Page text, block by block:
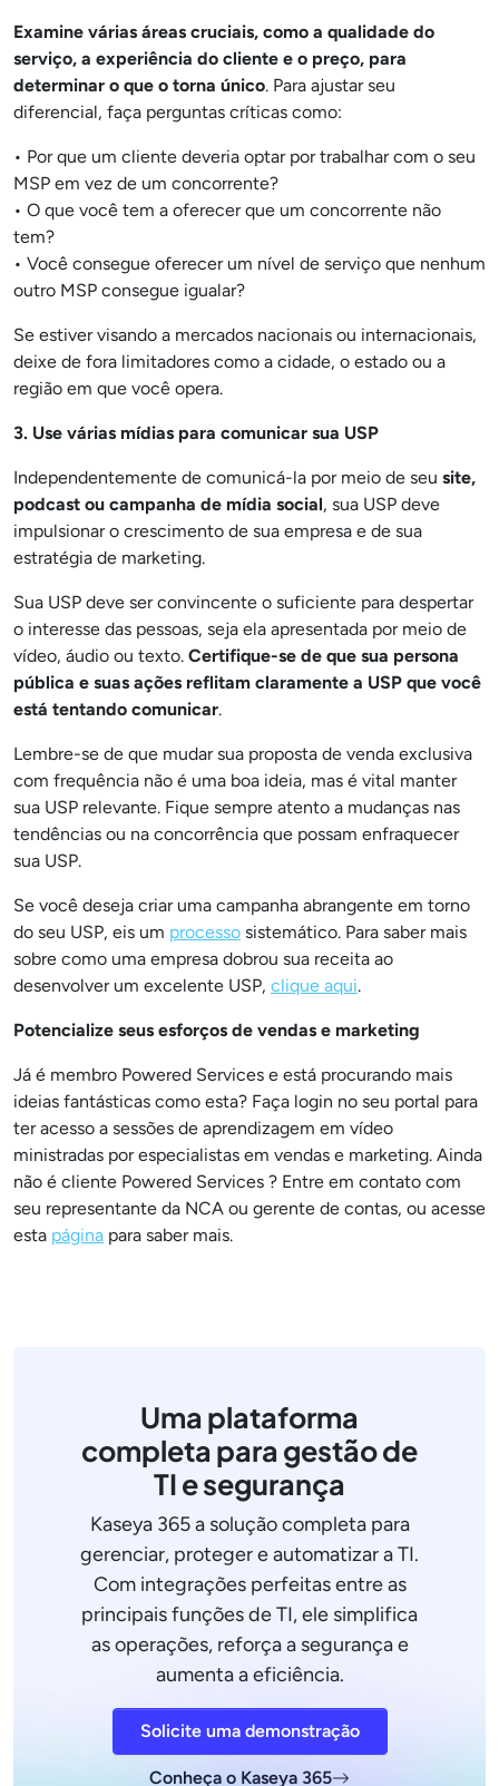
Examine várias áreas cruciais, como a qualidade do
serviço, a experiência do cliente e o preço, para
determinar o que o torna único. Para ajustar seu
diferencial, faça perguntas críticas como:
• Por que um cliente deveria optar por trabalhar com o seu
MSP em vez de um concorrente?
• O que você tem a oferecer que um concorrente não
tem?
• Você consegue oferecer um nível de serviço que nenhum
outro MSP consegue igualar?
Se estiver visando a mercados nacionais ou internacionais,
deixe de fora limitadores como a cidade, o estado ou a
região em que você opera.
3. Use várias mídias para comunicar sua USP
Independentemente de comunicá-la por meio de seu site,
podcast ou campanha de mídia social, sua USP deve
impulsionar o crescimento de sua empresa e de sua
estratégia de marketing.
Sua USP deve ser convincente o suficiente para despertar
o interesse das pessoas, seja ela apresentada por meio de
vídeo, áudio ou texto. Certifique-se de que sua persona
pública e suas ações reflitam claramente a USP que você
está tentando comunicar.
Lembre-se de que mudar sua proposta de venda exclusiva
com frequência não é uma boa ideia, mas é vital manter
sua USP relevante. Fique sempre atento a mudanças nas
tendências ou na concorrência que possam enfraquecer
sua USP.
Se você deseja criar uma campanha abrangente em torno
do seu USP, eis um processo sistemático. Para saber mais
sobre como uma empresa dobrou sua receita ao
desenvolver um excelente USP, clique aqui.
Potencialize seus esforços de vendas e marketing
Já é membro Powered Services e está procurando mais
ideias fantásticas como esta? Faça login no seu portal para
ter acesso a sessões de aprendizagem em vídeo
ministradas por especialistas em vendas e marketing. Ainda
não é cliente Powered Services ? Entre em contato com
seu representante da NCA ou gerente de contas, ou acesse
esta página para saber mais.
Uma plataforma
completa para gestão de
TI e segurança
Kaseya 365 a solução completa para
gerenciar, proteger e automatizar a TI.
Com integrações perfeitas entre as
principais funções de TI, ele simplifica
as operações, reforça a segurança e
aumenta a eficiência.
Solicite uma demonstração
Conheça o Kaseya 365